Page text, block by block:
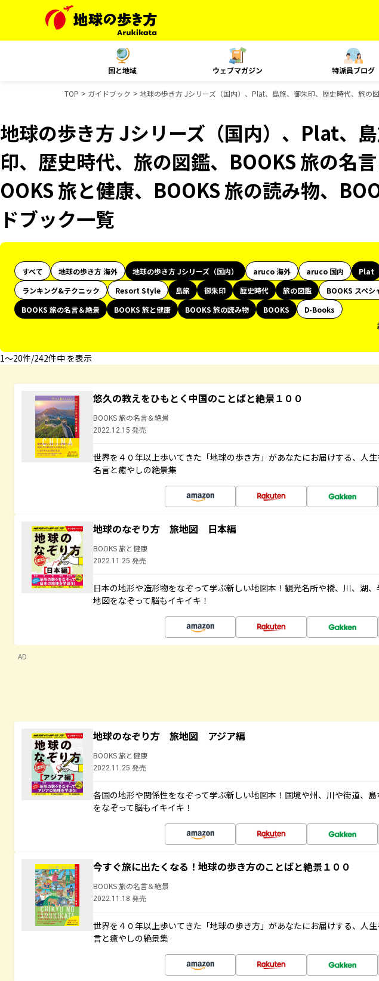
国と地域 ウェブマガジン 特派員ブログ
TOP ガイドブック 地球の歩き方 Jシリーズ（国内）、Plat、島旅、御朱印、歴史時代、旅の
地球の歩き方 Jシリーズ（国内）、Plat、
印、歴史時代、旅の図鑑、BOOKS 旅の名
OOKS 旅と健康、BOOKS 旅の読み物、
ドブック一覧
すべて 地球の歩き方 海外 地球の歩き方 Jシリーズ（国内） aruco 海外 aruco 国内
Plat
ランキング&テクニック
Resort Style 島旅 御朱印 歴史時代 旅の図鑑
BOOKS スペシ
BOOKS 旅の名言＆絶景
BOOKS 旅と健康 BOOKS 旅の読み物 BOOKS
D-Books
1〜20件/242件中 を表示
悠久の教えをひもとく中国のことばと絶景１００
BOOKS 旅の名言＆絶景
2022.12.15 発売
世界を４０年以上歩いてきた「地球の歩き方」があなたにお届けする、人
名言と癒やしの絶景集
地球のなぞり方 旅地図 日本編
BOOKS 旅と健康
2022.11.25 発売
日本の地形や造形物をなぞって学ぶ新しい地図本！観光名所や橋、川、湖
地図をなぞって脳もイキイキ！
AD
地球のなぞり方 旅地図 アジア編
BOOKS 旅と健康
2022.11.25 発売
各国の地形や関係性をなぞって学ぶ新しい地図本！国境や州、川や街道、
をなぞって脳もイキイキ！
今すぐ旅に出たくなる！地球の歩き方のことばと絶景１００
BOOKS 旅の名言＆絶景
2022.11.18 発売
世界を４０年以上歩いてきた「地球の歩き方」があなたにお届けする、人
言と癒やしの絶景集